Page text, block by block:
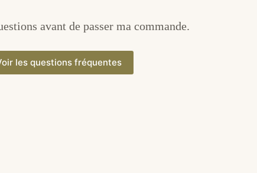
avant de passer ma commande.
les questions fréquentes